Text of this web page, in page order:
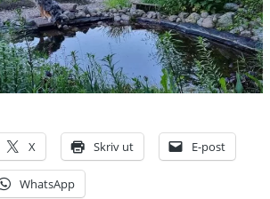
X Skriv ut E-post
WhatsApp